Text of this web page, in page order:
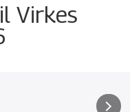
Virkes